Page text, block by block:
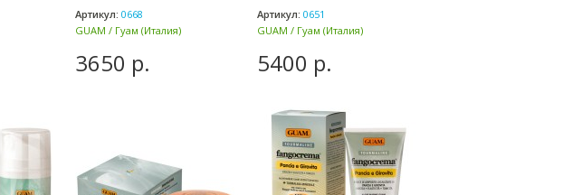
Артикул: 0668
GUAM / Гуам (Италия)
3650 р.
Артикул: 0651
GUAM / Гуам (Италия)
5400 р.